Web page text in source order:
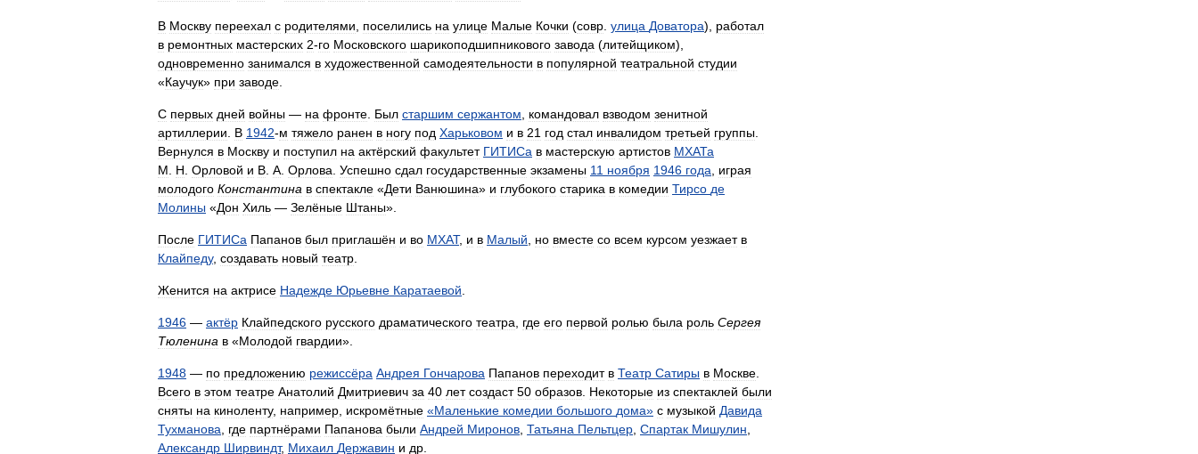
В Москву переехал с родителями, поселились на улице Малые Кочки (совр. улица Доватора), работал
в ремонтных мастерских 2-го Московского шарикоподшипникового завода (литейщиком),
одновременно занимался в художественной самодеятельности в популярной театральной студии
«Каучук» при заводе.
С первых дней войны — на фронте. Был старшим сержантом, командовал взводом зенитной
артиллерии. В 1942-м тяжело ранен в ногу под Харьковом и в 21 год стал инвалидом третьей группы.
Вернулся в Москву и поступил на актёрский факультет ГИТИСа в мастерскую артистов МХАТа
М. Н. Орловой и В. А. Орлова. Успешно сдал государственные экзамены 11 ноября 1946 года, играя
молодого Константина в спектакле «Дети Ванюшина» и глубокого старика в комедии Тирсо де
Молины «Дон Хиль — Зелёные Штаны».
После ГИТИСа Папанов был приглашён и во МХАТ, и в Малый, но вместе со всем курсом уезжает в
Клайпеду, создавать новый театр.
Женится на актрисе Надежде Юрьевне Каратаевой.
1946 — актёр Клайпедского русского драматического театра, где его первой ролью была роль Сергея
Тюленина в «Молодой гвардии».
1948 — по предложению режиссёра Андрея Гончарова Папанов переходит в Театр Сатиры в Москве.
Всего в этом театре Анатолий Дмитриевич за 40 лет создаст 50 образов. Некоторые из спектаклей были
сняты на киноленту, например, искромётные «Маленькие комедии большого дома» с музыкой Давида
Тухманова, где партнёрами Папанова были Андрей Миронов, Татьяна Пельтцер, Спартак Мишулин,
Александр Ширвиндт, Михаил Державин и др.